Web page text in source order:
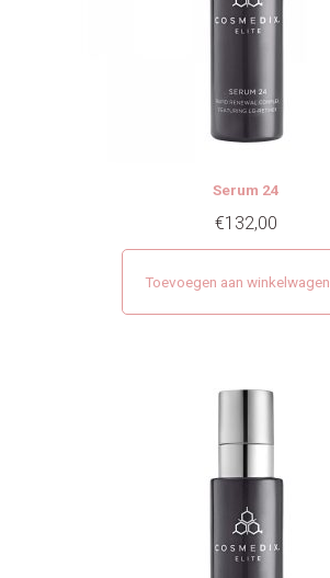
Serum 24
€132,00
Toevoegen aan winkelwagen